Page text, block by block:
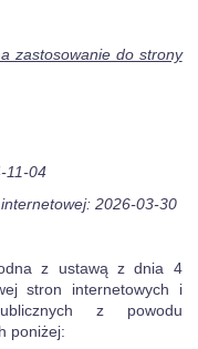
zastosowanie do strony
11-04
2026-03-30
z ustawą z dnia 4
stron internetowych i
z powodu
poniżej: